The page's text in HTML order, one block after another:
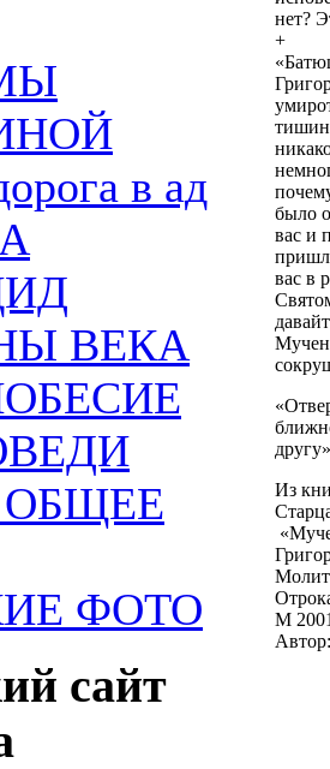
в ад
ВЕКА
ОБЩЕЕ
ФОТО
сайт
нет?
+
было
вас и
вас в
Из
М